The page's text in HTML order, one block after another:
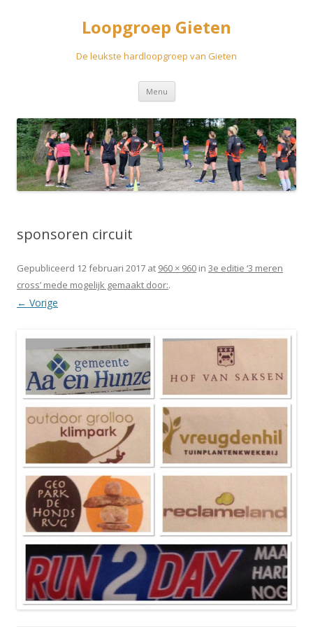
Loopgroep Gieten
De leukste hardloopgroep van Gieten
Menu Spring
inhoud
sponsoren circuit
Gepubliceerd 12 februari 2017 at 960 × 960 in 3e editie ‘3 meren
cross’ mede mogelijk gemaakt door:.
← Vorige